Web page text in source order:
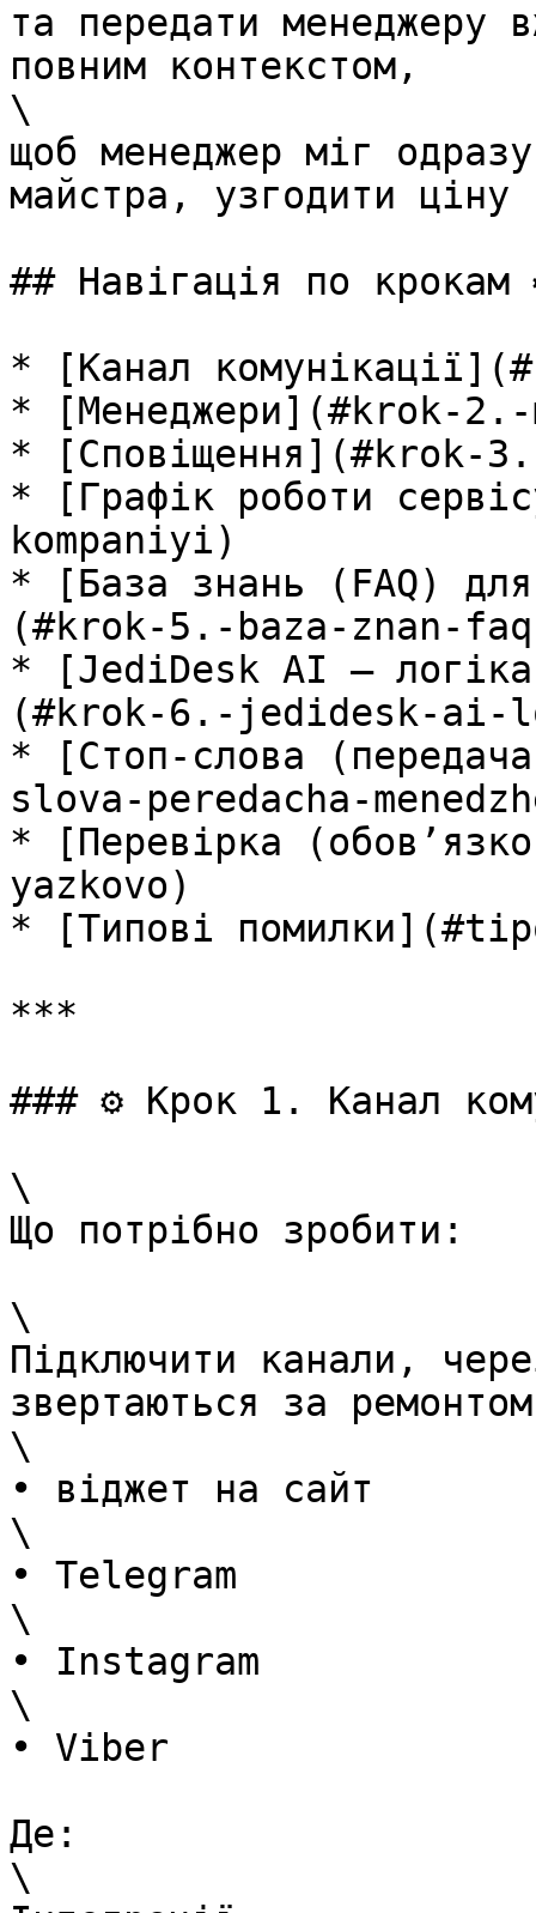
та передати менеджеру
повним контекстом,
\
щоб менеджер міг
майстра, узгодити
## Навігація по крокам
* [Канал
* [Менеджери](#krok-2.-
* [Сповіщення](#krok-
* [Графік роботи
kompaniyi)
* [База знань (FAQ)
(#krok-5.-baza-znan-
* [JediDesk AI — логіка
(#krok-6.-jedidesk-ai-
* [Стоп-слова
slova-peredacha-
* [Перевірка
yazkovo)
* [Типові
***
### ⚙️ Крок 1. Канал
\
Що потрібно зробити:
\
Підключити канали,
звертаються за
\
• віджет на сайт
\
• Telegram
\
• Instagram
\
• Viber
Де:
\